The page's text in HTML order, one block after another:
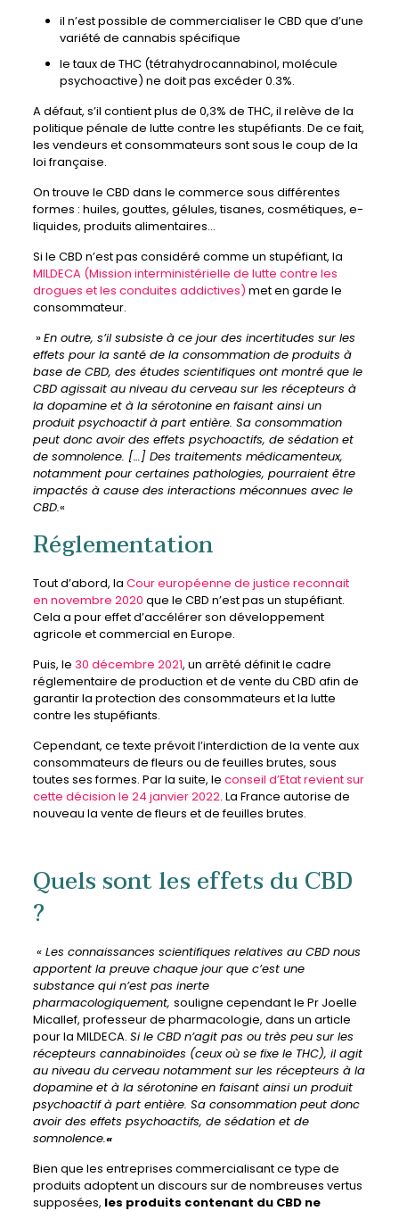
il n’est possible de commercialiser le CBD que d’une
variété de cannabis spécifique
le taux de THC (tétrahydrocannabinol, molécule
psychoactive) ne doit pas excéder 0.3%.
A défaut, s’il contient plus de 0,3% de THC, il relève de la
politique pénale de lutte contre les stupéfiants. De ce fait,
les vendeurs et consommateurs sont sous le coup de la
loi française.
On trouve le CBD dans le commerce sous différentes
formes : huiles, gouttes, gélules, tisanes, cosmétiques, e-
liquides, produits alimentaires…
Si le CBD n’est pas considéré comme un stupéfiant, la
MILDECA (Mission interministérielle de lutte contre les
drogues et les conduites addictives) met en garde le
consommateur.
»En outre, s’il subsiste à ce jour des incertitudes sur les
effets pour la santé de la consommation de produits à
base de CBD, des études scientifiques ont montré que le
CBD agissait au niveau du cerveau sur les récepteurs à
la dopamine et à la sérotonine en faisant ainsi un
produit psychoactif à part entière. Sa consommation
peut donc avoir des effets psychoactifs, de sédation et
de somnolence. […] Des traitements médicamenteux,
notamment pour certaines pathologies, pourraient être
impactés à cause des interactions méconnues avec le
CBD.«
Réglementation
Tout d’abord, la Cour européenne de justice reconnait
en novembre 2020 que le CBD n’est pas un stupéfiant.
Cela a pour effet d’accélérer son développement
agricole et commercial en Europe.
Puis, le 30 décembre 2021, un arrêté définit le cadre
réglementaire de production et de vente du CBD afin de
garantir la protection des consommateurs et la lutte
contre les stupéfiants.
Cependant, ce texte prévoit l’interdiction de la vente aux
consommateurs de fleurs ou de feuilles brutes, sous
toutes ses formes. Par la suite, le conseil d’Etat revient sur
cette décision le 24 janvier 2022. La France autorise de
nouveau la vente de fleurs et de feuilles brutes.
Quels sont les effets du CBD
?
« Les connaissances scientifiques relatives au CBD nous
apportent la preuve chaque jour que c’est une
substance qui n’est pas inerte
pharmacologiquement, souligne cependant le Pr Joelle
Micallef, professeur de pharmacologie, dans un article
pour la MILDECA. Si le CBD n’agit pas ou très peu sur les
récepteurs cannabinoïdes (ceux où se fixe le THC), il agit
au niveau du cerveau notamment sur les récepteurs à la
dopamine et à la sérotonine en faisant ainsi un produit
psychoactif à part entière. Sa consommation peut donc
avoir des effets psychoactifs, de sédation et de
somnolence.«
Bien que les entreprises commercialisant ce type de
produits adoptent un discours sur de nombreuses vertus
supposées, les produits contenant du CBD ne